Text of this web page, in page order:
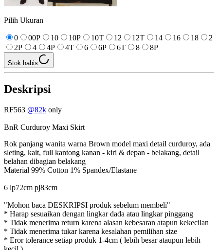
Pilih Ukuran
0 00P 10 10P 10T 12 12T 14 16 18
2
2P
4 4P 4T 6 6P 6T 8 8P
Stok habis
Deskripsi
RF563 @82k only
BnR Curduroy Maxi Skirt
Rok panjang wanita warna Brown model maxi detail curduroy, ada
sleting, kait, full kantong kanan - kiri & depan - belakang, detail
belahan dibagian belakang
Material 99% Cotton 1% Spandex/Elastane
6 lp72cm pj83cm
"Mohon baca DESKRIPSI produk sebelum membeli"
* Harap sesuaikan dengan lingkar dada atau lingkar pinggang
* Tidak menerima return karena alasan kebesaran atapun kekecilan
* Tidak menerima tukar karena kesalahan pemilihan size
* Eror tolerance setiap produk 1-4cm ( lebih besar ataupun lebih